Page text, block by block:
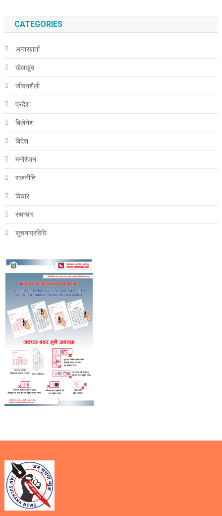
CATEGORIES
अन्तरबार्ता
खेलखुद
जीवनशैली
प्रदेश
बिजेनेश
बिदेश
मनोरंजन
राजनीति
विचार
समाचार
सूचनाप्रविधि